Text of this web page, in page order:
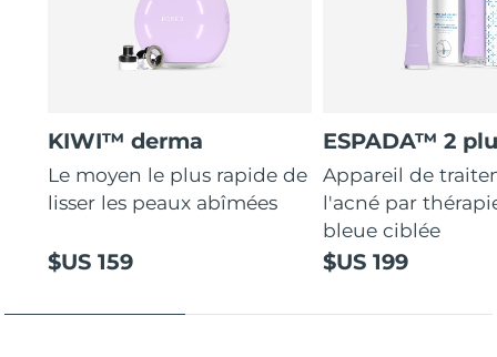
KIWI™ derma
Le moyen le plus rapide de
lisser les peaux abîmées
$US 159
ESPADA™ 2
Appareil de
l'acné par
bleue ciblée
$US 199